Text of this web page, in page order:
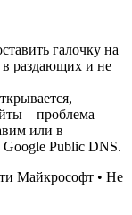
галочку на
в раздающих и не
– проблема
или в
Public DNS.